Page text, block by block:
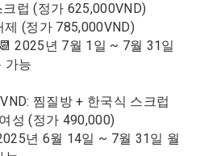
크럽 (정가 625,000VND)
제 (정가 785,000VND)
2025년 7월 1일 ~ 7월 31일
가능
찜질방 + 한국식 스크럽
성 (정가 490,000)
년 6월 14일 ~ 7월 31일 월